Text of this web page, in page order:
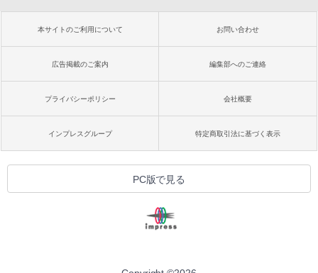
本サイトのご利用について お問い合わせ
広告掲載のご案内 編集部へのご連絡
プライバシーポリシー 会社概要
インプレスグループ 特定商取引法に基づく表示
PC版で見る